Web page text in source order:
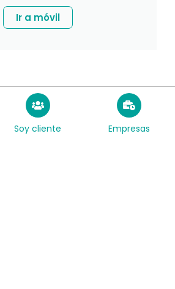
Ir a móvil
Soy cliente Empresas